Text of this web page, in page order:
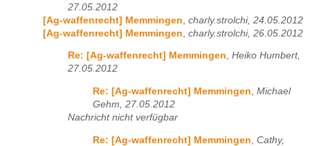
27.05.2012
[Ag-waffenrecht] Memmingen charly.strolchi, 24.05.2012
[Ag-waffenrecht] Memmingen charly.strolchi, 26.05.2012
Re: [Ag-waffenrecht] Memmingen, Heiko Humbert,
27.05.2012
Re: [Ag-waffenrecht] Memmingen Michael
Gehm, 27.05.2012
Nachricht nicht verfügbar
Re: [Ag-waffenrecht] Memmingen Cathy,